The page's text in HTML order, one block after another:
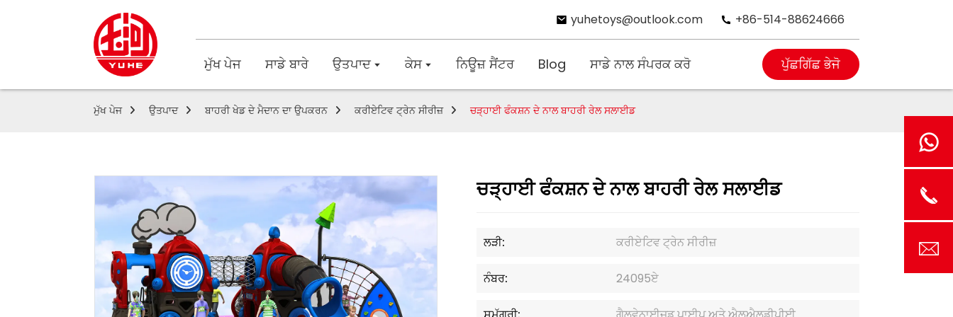
yuhetoys@outlook.com +86-514-88624666
ਮੁੱਖ ਪੇਜ ਸਾਡੇ ਬਾਰੇ ਉਤਪਾਦ ਕੇਸ ਨਿਊਜ਼ ਸੈਂਟਰ Blog ਸਾਡੇ ਨਾਲ ਸੰਪਰਕ ਕਰੋ ਪੁੱਛਗਿੱਛ ਭੇਜੋ
ਮੁੱਖ ਪੇਜ ਉਤਪਾਦ ਬਾਹਰੀ ਖੇਡ ਦੇ ਮੈਦਾਨ ਦਾ ਉਪਕਰਨ ਕਰੀਏਟਿਵ ਟ੍ਰੇਨ ਸੀਰੀਜ਼ ਚੜ੍ਹਾਈ ਫੰਕਸ਼ਨ ਦੇ ਨਾਲ ਬਾਹਰੀ ਰੇਲ ਸਲਾਈਡ
ਚੜ੍ਹਾਈ ਫੰਕਸ਼ਨ ਦੇ ਨਾਲ ਬਾਹਰੀ ਰੇਲ ਸਲਾਈਡ
ਲੜੀ: ਕਰੀਏਟਿਵ ਟ੍ਰੇਨ ਸੀਰੀਜ਼
ਨੰਬਰ: 24095ਏ